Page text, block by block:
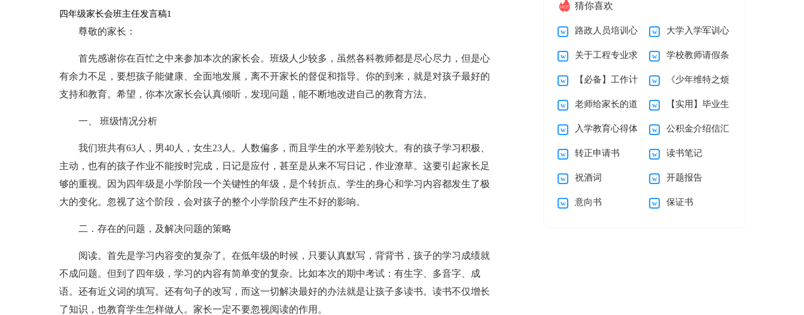
四年级家长会班主任发言稿1
尊敬的家长：
首先感谢你在百忙之中来参加本次的家长会。班级人少较多，虽然各科教师都是尽心尽力，但是心
有余力不足，要想孩子能健康、全面地发展，离不开家长的督促和指导。你的到来，就是对孩子最好的
支持和教育。希望，你本次家长会认真倾听，发现问题，能不断地改进自己的教育方法。
一、 班级情况分析
我们班共有63人，男40人，女生23人。人数偏多，而且学生的水平差别较大。有的孩子学习积极、
主动，也有的孩子作业不能按时完成，日记是应付，甚至是从来不写日记，作业潦草。这要引起家长足
够的重视。因为四年级是小学阶段一个关键性的年级，是个转折点。学生的身心和学习内容都发生了极
大的变化。忽视了这个阶段，会对孩子的整个小学阶段产生不好的影响。
二．存在的问题，及解决问题的策略
阅读。首先是学习内容变的复杂了。在低年级的时候，只要认真默写，背背书，孩子的学习成绩就
不成问题。但到了四年级，学习的内容有简单变的复杂。比如本次的期中考试：有生字、多音字、成
语。还有近义词的填写。还有句子的改写，而这一切解决最好的办法就是让孩子多读书。读书不仅增长
了知识，也教育学生怎样做人。家长一定不要忽视阅读的作用。
猜你喜欢
路政人员培训心
得体会
大学入学军训心
得体会
关于工程专业求
职信汇编10篇
学校教师请假条
【必备】工作计
划锦集6篇
《少年维特之烦
恼》读书笔记
老师给家长的道
歉信汇总五篇
【实用】毕业生
自我鉴定锦集五篇
入学教育心得体
会(15篇)
公积金介绍信汇
编五篇
转正申请书 读书笔记
祝酒词 开题报告
意向书 保证书